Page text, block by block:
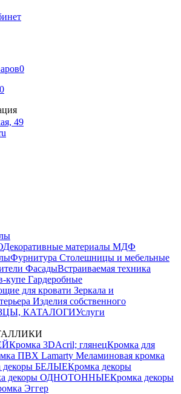
0
49
Декоративные материалы МДФ
Фурнитура Столешницы и мебельные
ФасадыВстраиваемая техника
купе Гардеробные
для кровати Зеркала и
Изделия собственного
КАТАЛОГИУслуги
Кромка 3DАcril; глянецКромка для
ПВХ Lamarty Меламиновая кромка
декоры БЕЛЫЕКромка декоры
декоры ОДНОТОННЫЕКромка декоры
Эггер